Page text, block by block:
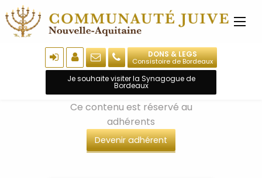
DONS & LEGS
Consistoire de Bordeaux
Je souhaite visiter la Synagogue de
Bordeaux
Ce contenu est réservé au
adhérents
Devenir adhérent